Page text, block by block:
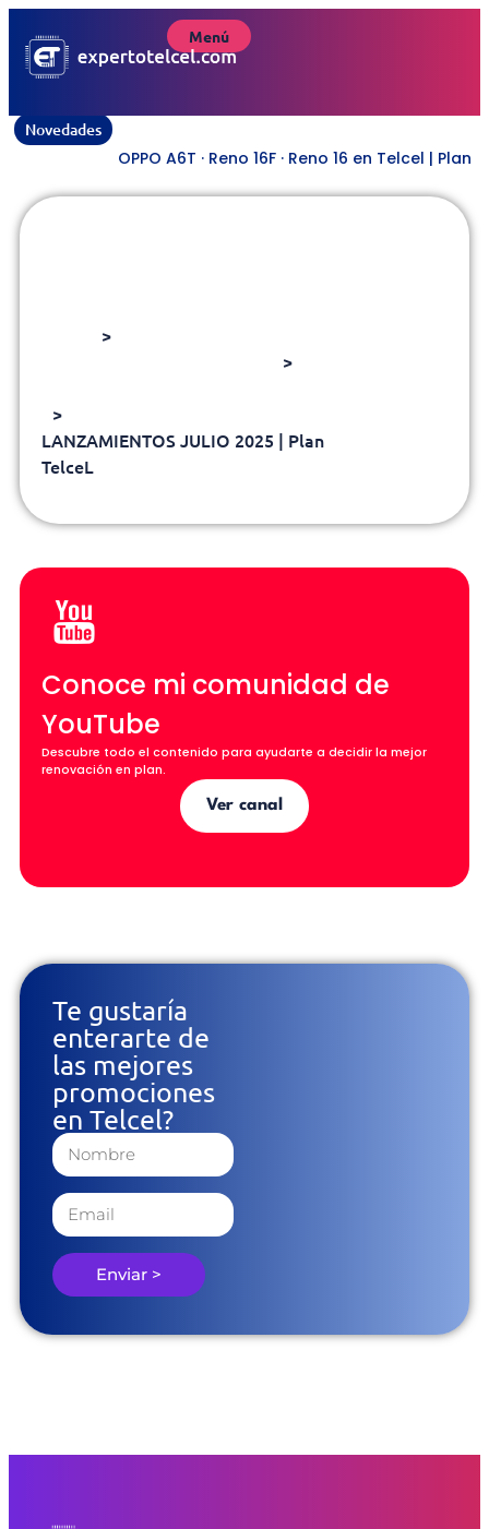
Menú
Novedades
OPPO A6T · Reno 16F · Reno 16 en Telcel | Plan TelceL
>
>
>
LANZAMIENTOS JULIO 2025 | Plan
TelceL
Conoce mi comunidad de
YouTube
Descubre todo el contenido para ayudarte a decidir la mejor
renovación en plan.
Ver canal
Te gustaría
enterarte de
las mejores
promociones
en Telcel?
Enviar >